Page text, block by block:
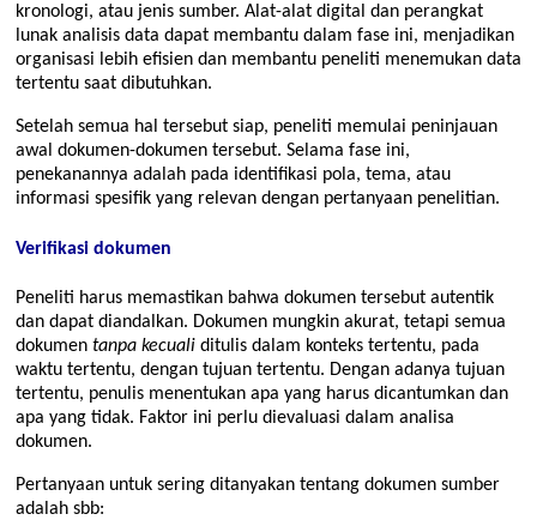
kronologi, atau jenis sumber. Alat-alat digital dan perangkat
lunak analisis data dapat membantu dalam fase ini, menjadikan
organisasi lebih efisien dan membantu peneliti menemukan data
tertentu saat dibutuhkan.
Setelah semua hal tersebut siap, peneliti memulai peninjauan
awal dokumen-dokumen tersebut. Selama fase ini,
penekanannya adalah pada identifikasi pola, tema, atau
informasi spesifik yang relevan dengan pertanyaan penelitian.
Verifikasi dokumen
Peneliti harus memastikan bahwa dokumen tersebut autentik
dan dapat diandalkan. Dokumen mungkin akurat, tetapi semua
dokumen tanpa kecuali ditulis dalam konteks tertentu, pada
waktu tertentu, dengan tujuan tertentu. Dengan adanya tujuan
tertentu, penulis menentukan apa yang harus dicantumkan dan
apa yang tidak. Faktor ini perlu dievaluasi dalam analisa
dokumen.
Pertanyaan untuk sering ditanyakan tentang dokumen sumber
adalah sbb: